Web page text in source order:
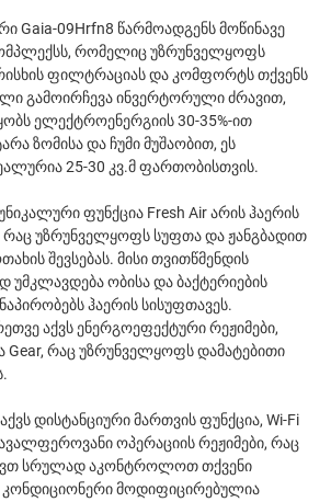
Gaia-09Hrfn8 წარმოადგენს მოწინავე
რომელიც უზრუნველყოფს
ფილტრაციას და კომფორტს თქვენს
გამოირჩევა ინვერტორული ძრავით,
ელექტროენერგიის 30-35%-ით
ზომისა და ჩუმი მუშაობით, ეს
25-30 კვ.მ ფართობისთვის.
ფუნქცია Fresh Air არის ჰაერის
რაც უზრუნველყოფს სუფთა და ჟანგბადით
შევსებას. მისი თვითწმენდის
უმკლავდება ობისა და ბაქტერიების
ჰაერის სისუფთავეს.
აქვს ენერგოეფექტური რეჟიმები,
რაც უზრუნველყოფს დამატებითი
დისტანციური მართვის ფუნქცია, Wi-Fi
ოპერაციის რეჟიმები, რაც
სრულად აკონტროლოთ თქვენი
მოდიფიცირებულია